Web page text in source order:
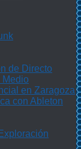
de Directo
en Zaragoza
con Ableton